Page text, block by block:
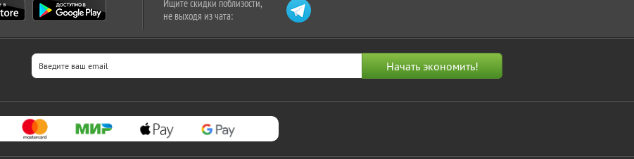
Ищите скидки поблизости,
не выходя из чата: